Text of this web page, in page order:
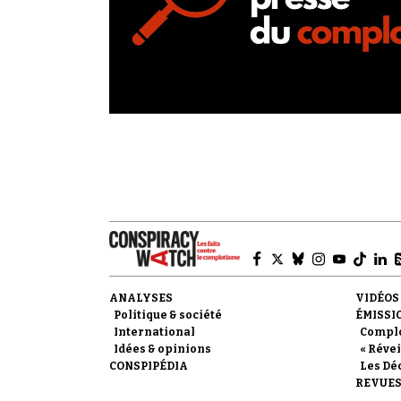
ANALYSES
Politique & société
International
Idées & opinions
CONSPIPÉDIA
VIDÉOS
«
Les